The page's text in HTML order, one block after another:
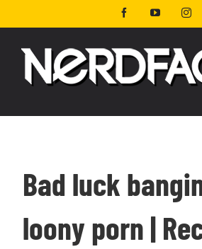
al
FacebookYouTube
Bad luck
loony porn |